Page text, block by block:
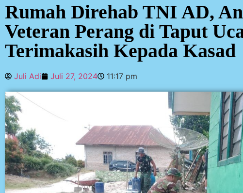
Rumah Direhab TNI AD,
Veteran Perang di Taput
Terimakasih Kepada Kasad
Juli Adi Juli 27, 2024 11:17 pm